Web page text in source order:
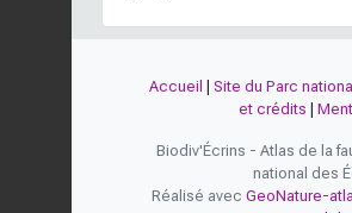
Accueil Site du Parc
et crédits
Biodiv'Écrins - Atlas de la
national des
Réalisé avec GeoNature-